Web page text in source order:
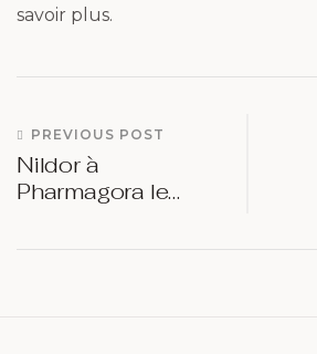
savoir plus.
PREVIOUS POST
Nildor à
Pharmagora le
votre identité